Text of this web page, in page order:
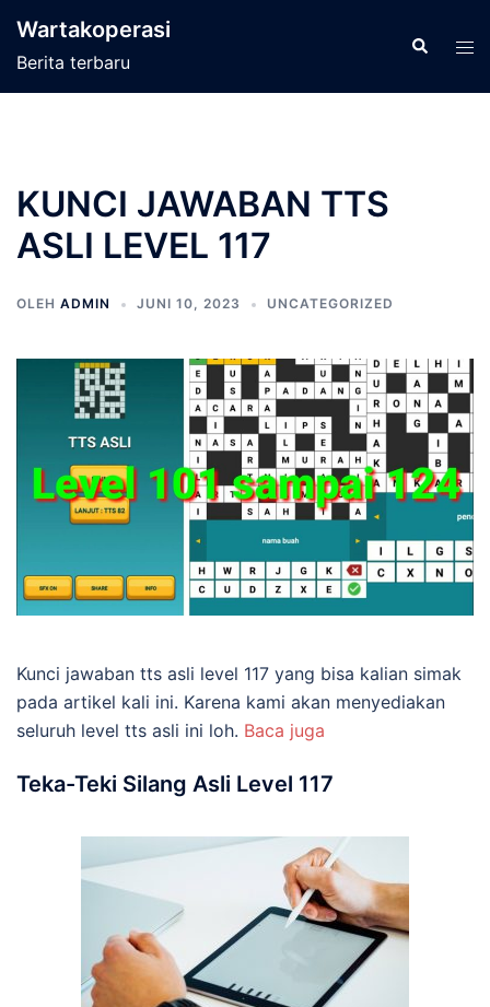
Wartakoperasi
Berita terbaru
Cari
KUNCI JAWABAN TTS
ASLI LEVEL 117
OLEH ADMIN JUNI 10, 2023 UNCATEGORIZED
Kunci jawaban tts asli level 117 yang bisa kalian simak
pada artikel kali ini. Karena kami akan menyediakan
seluruh level tts asli ini loh. Baca juga
Teka-Teki Silang Asli Level 117